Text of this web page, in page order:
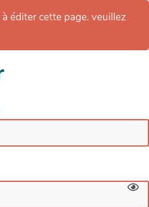
éditer cette page. veuillez